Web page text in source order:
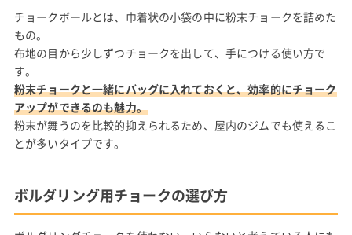
チョークボールとは、巾着状の小袋の中に粉末チョークを詰めた
もの。
布地の目から少しずつチョークを出して、手につける使い方で
す。
粉末チョークと一緒にバッグに入れておくと、効率的にチョーク
アップができるのも魅力。
粉末が舞うのを比較的抑えられるため、屋内のジムでも使えるこ
とが多いタイプです。
ボルダリング用チョークの選び方